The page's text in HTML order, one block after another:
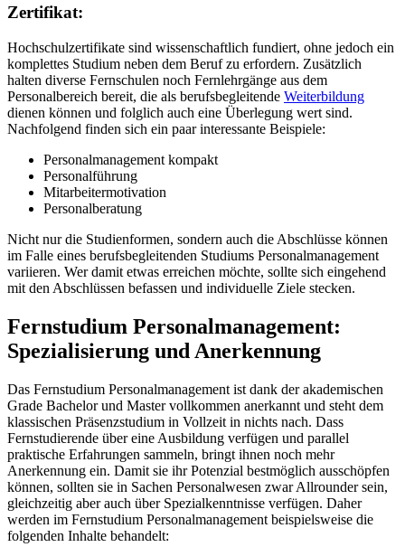
Zertifikat:
Hochschulzertifikate sind wissenschaftlich fundiert, ohne jedoch ein
komplettes Studium neben dem Beruf zu erfordern. Zusätzlich
halten diverse Fernschulen noch Fernlehrgänge aus dem
Personalbereich bereit, die als berufsbegleitende Weiterbildung
dienen können und folglich auch eine Überlegung wert sind.
Nachfolgend finden sich ein paar interessante Beispiele:
Personalmanagement kompakt
Personalführung
Mitarbeitermotivation
Personalberatung
Nicht nur die Studienformen, sondern auch die Abschlüsse können
im Falle eines berufsbegleitenden Studiums Personalmanagement
variieren. Wer damit etwas erreichen möchte, sollte sich eingehend
mit den Abschlüssen befassen und individuelle Ziele stecken.
Fernstudium Personalmanagement:
Spezialisierung und Anerkennung
Das Fernstudium Personalmanagement ist dank der akademischen
Grade Bachelor und Master vollkommen anerkannt und steht dem
klassischen Präsenzstudium in Vollzeit in nichts nach. Dass
Fernstudierende über eine Ausbildung verfügen und parallel
praktische Erfahrungen sammeln, bringt ihnen noch mehr
Anerkennung ein. Damit sie ihr Potenzial bestmöglich ausschöpfen
können, sollten sie in Sachen Personalwesen zwar Allrounder sein,
gleichzeitig aber auch über Spezialkenntnisse verfügen. Daher
werden im Fernstudium Personalmanagement beispielsweise die
folgenden Inhalte behandelt: